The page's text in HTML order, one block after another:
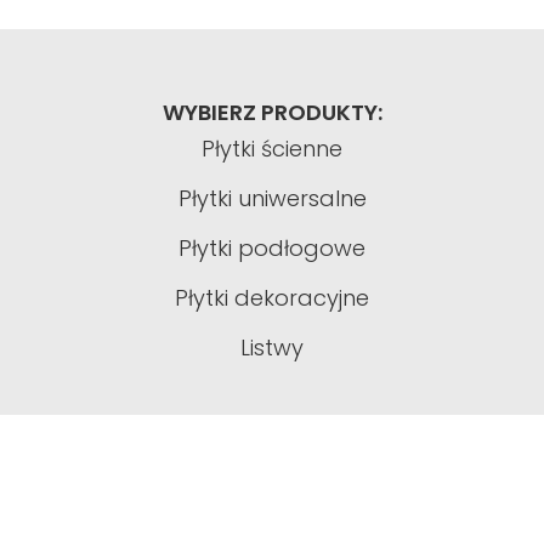
WYBIERZ PRODUKTY:
Płytki ścienne
Płytki uniwersalne
Płytki podłogowe
Płytki dekoracyjne
Listwy